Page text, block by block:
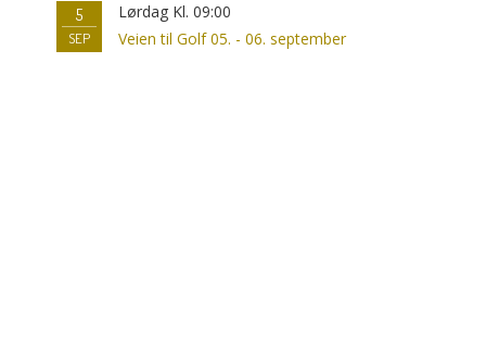
5
SEP
Lørdag Kl. 09:00
Veien til Golf 05. - 06. september